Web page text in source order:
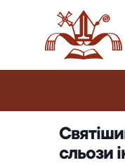
сльози